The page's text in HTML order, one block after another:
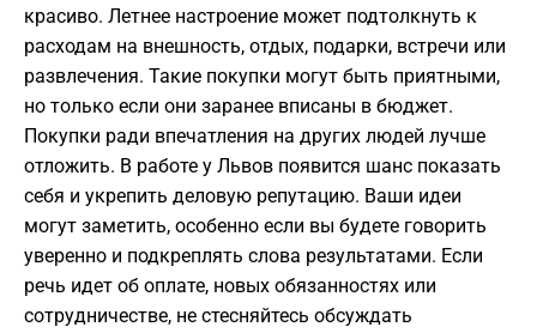
красиво. Летнее настроение может подтолкнуть к
расходам на внешность, отдых, подарки, встречи или
развлечения. Такие покупки могут быть приятными,
но только если они заранее вписаны в бюджет.
Покупки ради впечатления на других людей лучше
отложить. В работе у Львов появится шанс показать
себя и укрепить деловую репутацию. Ваши идеи
могут заметить, особенно если вы будете говорить
уверенно и подкреплять слова результатами. Если
речь идет об оплате, новых обязанностях или
сотрудничестве, не стесняйтесь обсуждать